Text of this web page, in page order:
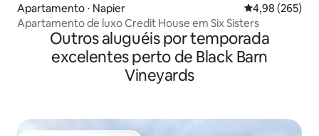
Apartamento ⋅ Napier 4,98 de uma
4,98 (265)
Apartamento de luxo Credit House em Six Sisters
Outros aluguéis por temporada
excelentes perto de Black Barn
Vineyards